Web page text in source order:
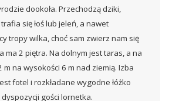
dookoła. Przechodzą dziki,
się łoś lub jeleń, a nawet
tropy wilka, choć sam zwierz nam się
ma 2 piętra. Na dolnym jest taras, a na
m na wysokości 6 m nad ziemią. Izba
fotel i rozkładane wygodne łóżko
gości lornetka.